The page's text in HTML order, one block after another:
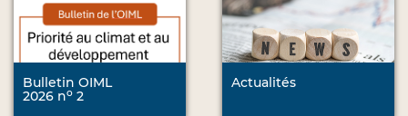
Bulletin OIML
2026 no 2
Actualités